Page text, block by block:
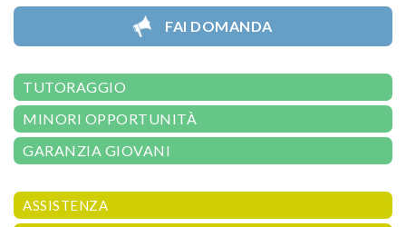
FAI DOMANDA
TUTORAGGIO
MINORI OPPORTUNITÀ
GARANZIA GIOVANI
ASSISTENZA